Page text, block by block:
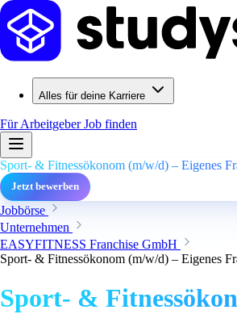
Alles für deine Karriere
Für ArbeitgeberJob finden
Sport- & Fitnessökonom (m/w/d) – Eigenes
Jetzt bewerben
Jobbörse
Unternehmen
EASYFITNESS Franchise GmbH
Sport- & Fitnessökonom (m/w/d) – Eigenes
Sport- &